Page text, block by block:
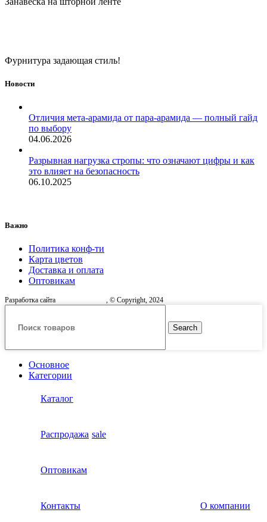
Фурнитура задающая стиль!
Новости
Отличия мета-арамида от пара-арамида — полный гайд
по выбору
04.06.2026
Разрывная нагрузка стропы: что означают цифры и как
это влияет на безопасность
06.10.2025
Важно
Политика конф-ти
Карта цветов
Доставка и оплата
Оптовикам
Разработка сайта , © Copyright, 2024
Search
Основное
Категории
Каталог
Распродажа sale
Оптовикам
Контакты О компании